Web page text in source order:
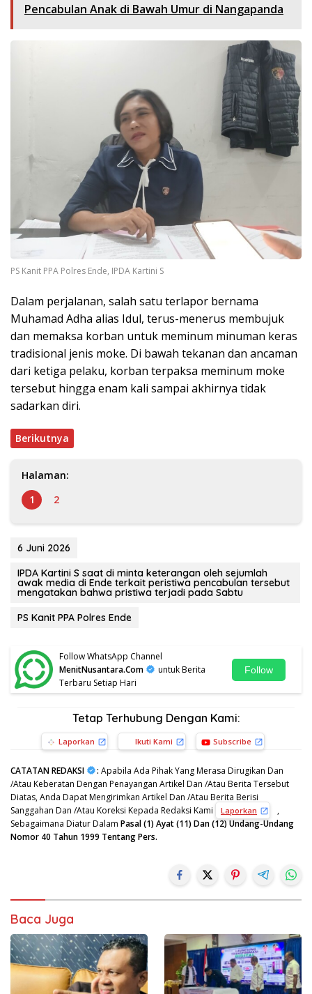
Pencabulan Anak di Bawah Umur di Nangapanda
PS Kanit PPA Polres Ende, IPDA Kartini S
Dalam perjalanan, salah satu terlapor bernama
Muhamad Adha alias Idul, terus-menerus membujuk
dan memaksa korban untuk meminum minuman keras
tradisional jenis moke. Di bawah tekanan dan ancaman
dari ketiga pelaku, korban terpaksa meminum moke
tersebut hingga enam kali sampai akhirnya tidak
sadarkan diri.
Berikutnya
Halaman:
1
2
6 Juni 2026
IPDA Kartini S saat di minta keterangan oleh sejumlah
awak media di Ende terkait peristiwa pencabulan tersebut
mengatakan bahwa pristiwa terjadi pada Sabtu
PS Kanit PPA Polres Ende
Follow WhatsApp Channel
MenitNusantara.Com
untuk Berita
Terbaru Setiap Hari
Follow
Tetap Terhubung Dengan Kami:
Laporkan Ikuti Kami Subscribe
CATATAN REDAKSI : Apabila Ada Pihak Yang Merasa Dirugikan Dan
/Atau Keberatan Dengan Penayangan Artikel Dan /Atau Berita Tersebut
Diatas, Anda Dapat Mengirimkan Artikel Dan /Atau Berita Berisi
Sanggahan Dan /Atau Koreksi Kepada Redaksi Kami
Laporkan
,
Sebagaimana Diatur Dalam Pasal (1) Ayat (11) Dan (12) Undang-Undang
Nomor 40 Tahun 1999 Tentang Pers.
Baca Juga